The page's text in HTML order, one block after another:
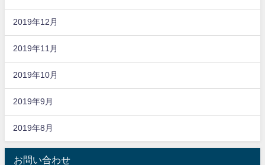
2019年12月
2019年11月
2019年10月
2019年9月
2019年8月
お問い合わせ